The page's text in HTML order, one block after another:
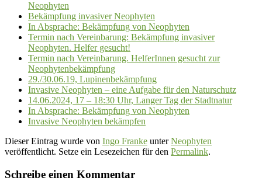
Neophyten
Bekämpfung invasiver Neophyten
In Absprache: Bekämpfung von Neophyten
Termin nach Vereinbarung: Bekämpfung invasiver
Neophyten. Helfer gesucht!
Termin nach Vereinbarung. HelferInnen gesucht zur
Neophytenbekämpfung
29./30.06.19, Lupinenbekämpfung
Invasive Neophyten – eine Aufgabe für den Naturschutz
14.06.2024, 17 – 18:30 Uhr, Langer Tag der Stadtnatur
In Absprache: Bekämpfung von Neophyten
Invasive Neophyten bekämpfen
Dieser Eintrag wurde von Ingo Franke unterNeophyten
veröffentlicht. Setze ein Lesezeichen für den Permalink.
Schreibe einen Kommentar